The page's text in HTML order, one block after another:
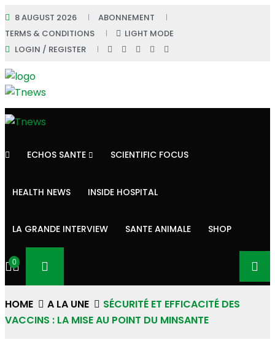
8 AUGUST 2026
ABONNEMENT
TERMS & CONDITIONS
LIGHT MODE
LOGIN / REGISTER
ECHOS SANTE SCIENTIFIC FOCUS
HEALTH NEWS INSIDE HOSPITAL
LA GRANDE INTERVIEW SANTE ANIMALE SHOP
0
HOME A LA UNE
SÉCURITÉ ET EFFICACITÉ DES
VACCINS : LA MISE AU POINT DU MINSANTE